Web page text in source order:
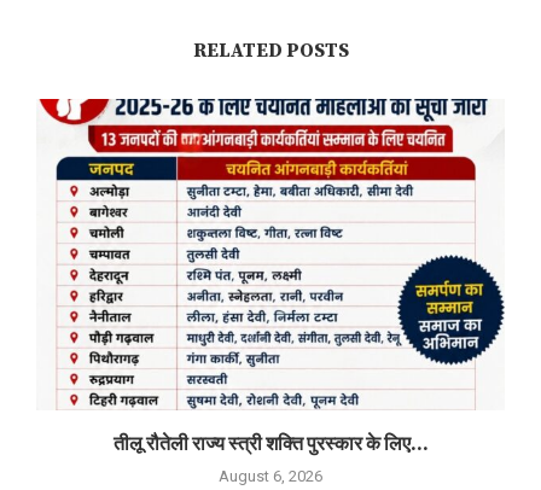
RELATED POSTS
तीलू रौतेली राज्य स्त्री शक्ति पुरस्कार के लिए...
August 6, 2026